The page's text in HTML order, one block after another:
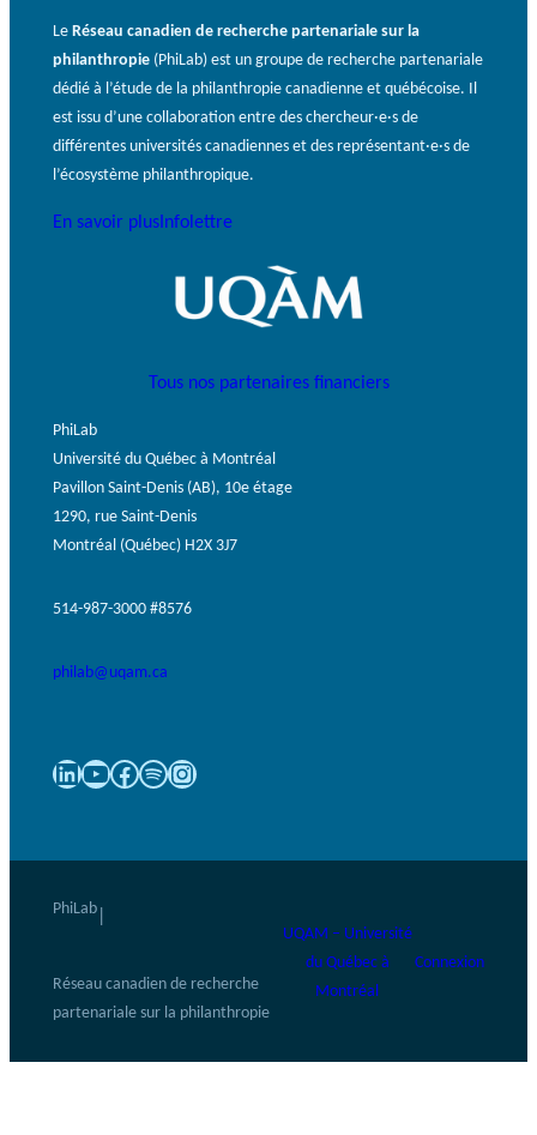
LeRéseau canadien de recherche partenariale sur la
philanthropie (PhiLab) est un groupe de recherche partenariale
dédié à l’étude de la philanthropie canadienne et québécoise. Il
est issu d’une collaboration entre des chercheur·e·s de
différentes universités canadiennes et des représentant·e·s de
l’écosystème philanthropique.
En savoir plusInfolettre
Tous nos partenaires financiers
PhiLab
Université du Québec à Montréal
Pavillon Saint-Denis (AB), 10e étage
1290, rue Saint-Denis
Montréal (Québec) H2X 3J7
514-987-3000 #8576
philab@uqam.ca
LinkedIn YouTube Facebook Spotify Instagram
PhiLab
Réseau canadien de recherche
partenariale sur la philanthropie
UQAM – Université
du Québec à
Montréal
Connexion